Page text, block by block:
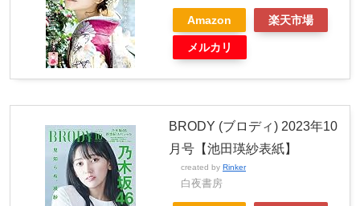
Amazon 楽天市場
メルカリ
BRODY (ブロディ) 2023年10
月号【池田瑛紗表紙】
created by Rinker
白夜書房